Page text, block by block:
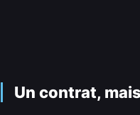
Un contrat,